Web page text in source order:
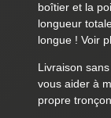
boîtier et la
longueur
longue ! Voir
Livraison
vous aider à
propre